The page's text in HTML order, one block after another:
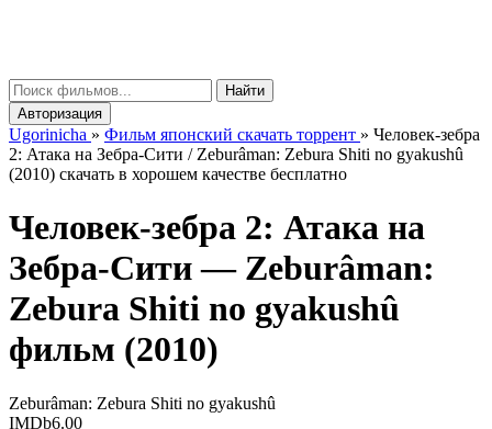
Найти
Авторизация
Ugorinicha » Фильм японский скачать торрент » Человек-зебра
2: Атака на Зебра-Сити / Zeburâman: Zebura Shiti no gyakushû
(2010) скачать в хорошем качестве бесплатно
Человек-зебра 2: Атака на
Зебра-Сити — Zeburâman:
Zebura Shiti no gyakushû
фильм (2010)
Zeburâman: Zebura Shiti no gyakushû
IMDb6.00